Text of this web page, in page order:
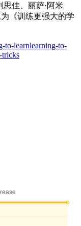
佳、丽萨·阿米
《训练更强大的学
to-learnlearning-to-
tricks